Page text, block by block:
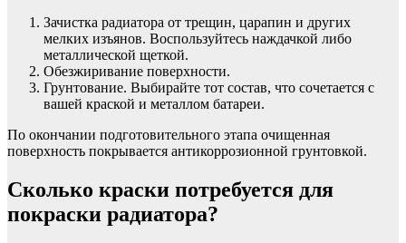
Зачистка радиатора от трещин, царапин и других
мелких изъянов. Воспользуйтесь наждачкой либо
металлической щеткой.
Обезжиривание поверхности.
Грунтование. Выбирайте тот состав, что сочетается с
вашей краской и металлом батареи.
По окончании подготовительного этапа очищенная
поверхность покрывается антикоррозионной грунтовкой.
Сколько краски потребуется для
покраски радиатора?